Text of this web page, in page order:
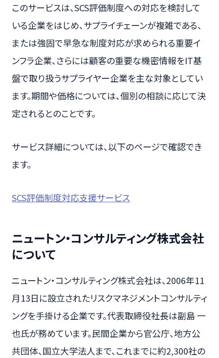
このサービスは、SCS評価制度への対応を検討して
いる企業をはじめ、サプライチェーンが複雑である、
または強固で早急な制度対応が求められる重要イ
ンフラ企業、さらには顧客の重要な機密情報をIT基
盤で取り扱うサプライヤー企業を主な対象としてい
ます。期間や価格については、個別の相談に応じて決
定されるとのことです。
サービス詳細については、以下のページで確認でき
ます。
SCS評価制度対応支援サービス
ニュートン・コンサルティング株式会社
について
ニュートン・コンサルティング株式会社は、2006年11
月13日に設立されたリスクマネジメントコンサルティ
ングを手掛ける企業です。代表取締役社長は副島 一
也氏が務めています。民間企業から官公庁、地方公
共団体、国立大学法人まで、これまでに約2,300社の